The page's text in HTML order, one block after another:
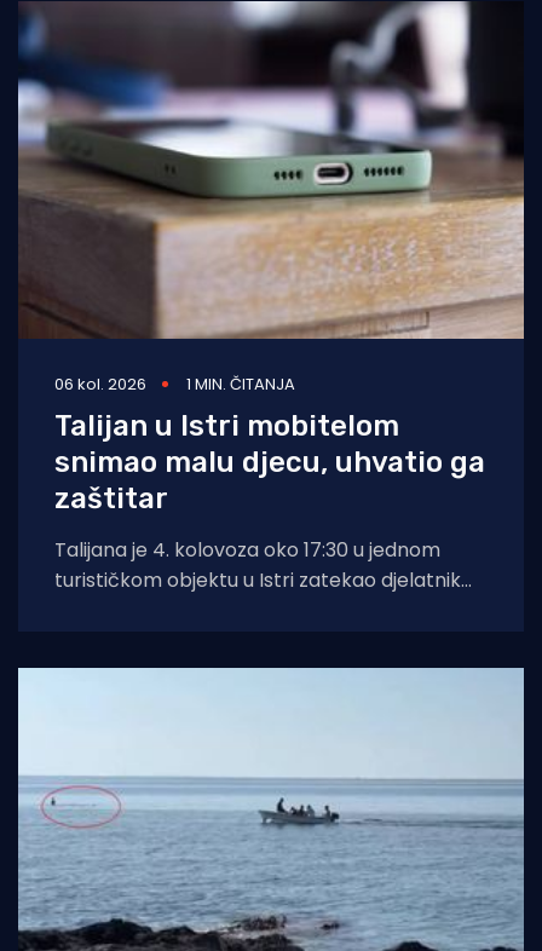
06 kol. 2026 1 MIN. ČITANJA
Talijan u Istri mobitelom
snimao malu djecu, uhvatio ga
zaštitar
Talijana je 4. kolovoza oko 17:30 u jednom
turističkom objektu u Istri zatekao djelatnik